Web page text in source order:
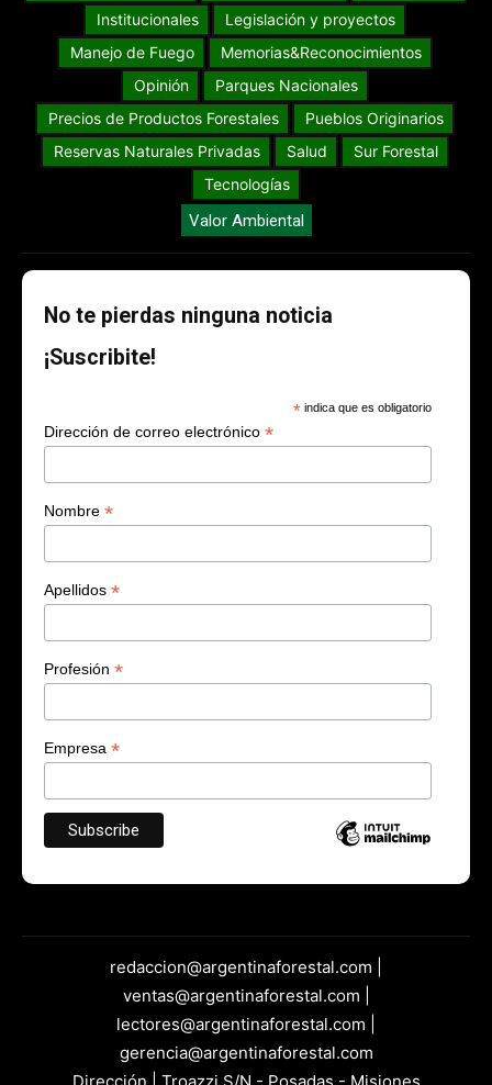
Institucionales
Legislación y proyectos
Manejo de Fuego
Memorias&Reconocimientos
Opinión
Parques Nacionales
Precios de Productos Forestales
Pueblos Originarios
Reservas Naturales Privadas
Salud
Sur Forestal
Tecnologías
Valor Ambiental
No te pierdas ninguna noticia
¡Suscribite!
* indica que es obligatorio
Dirección de correo electrónico *
Nombre *
Apellidos *
Profesión *
Empresa *
redaccion@argentinaforestal.com |
ventas@argentinaforestal.com |
lectores@argentinaforestal.com |
gerencia@argentinaforestal.com